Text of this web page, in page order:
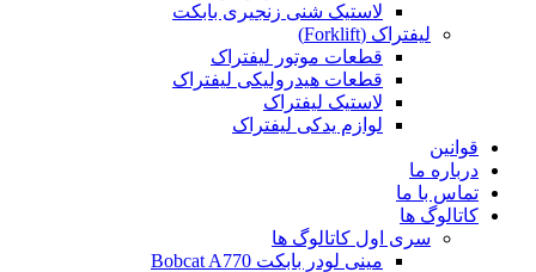
لاستیک شنی زنجیری بابکت
لیفتراک (Forklift)
قطعات موتور لیفتراک
قطعات هیدرولیکی لیفتراک
لاستیک لیفتراک
لوازم یدکی لیفتراک
قوانین
درباره ما
تماس با ما
کاتالوگ ها
سری اول کاتالوگ ها
مینی لودر بابکت Bobcat A770